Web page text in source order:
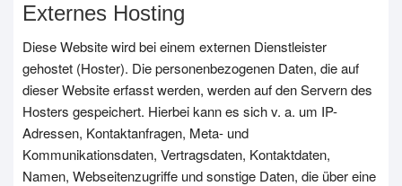
Externes Hosting
Diese Website wird bei einem externen Dienstleister
gehostet (Hoster). Die personenbezogenen Daten, die auf
dieser Website erfasst werden, werden auf den Servern des
Hosters gespeichert. Hierbei kann es sich v. a. um IP-
Adressen, Kontaktanfragen, Meta- und
Kommunikationsdaten, Vertragsdaten, Kontaktdaten,
Namen, Webseitenzugriffe und sonstige Daten, die über eine